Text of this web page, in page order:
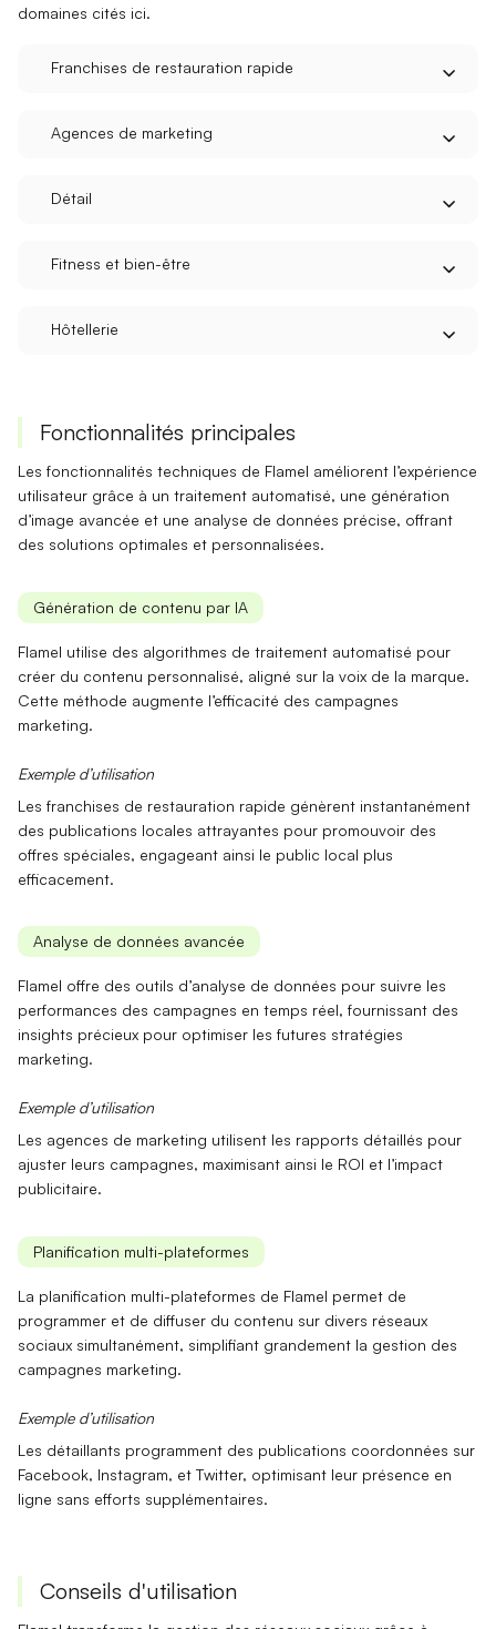
domaines cités ici.
Franchises de restauration rapide
Agences de marketing
Détail
Fitness et bien-être
Hôtellerie
Fonctionnalités principales
Les fonctionnalités techniques de Flamel améliorent l’expérience
utilisateur grâce à un traitement automatisé, une génération
d’image avancée et une analyse de données précise, offrant
des solutions optimales et personnalisées.
Génération de contenu par IA
Flamel utilise des algorithmes de traitement automatisé pour
créer du contenu personnalisé, aligné sur la voix de la marque.
Cette méthode augmente l’efficacité des campagnes
marketing.
Exemple d’utilisation
Les franchises de restauration rapide génèrent instantanément
des publications locales attrayantes pour promouvoir des
offres spéciales, engageant ainsi le public local plus
efficacement.
Analyse de données avancée
Flamel offre des outils d’analyse de données pour suivre les
performances des campagnes en temps réel, fournissant des
insights précieux pour optimiser les futures stratégies
marketing.
Exemple d’utilisation
Les agences de marketing utilisent les rapports détaillés pour
ajuster leurs campagnes, maximisant ainsi le ROI et l’impact
publicitaire.
Planification multi-plateformes
La planification multi-plateformes de Flamel permet de
programmer et de diffuser du contenu sur divers réseaux
sociaux simultanément, simplifiant grandement la gestion des
campagnes marketing.
Exemple d’utilisation
Les détaillants programment des publications coordonnées sur
Facebook, Instagram, et Twitter, optimisant leur présence en
ligne sans efforts supplémentaires.
Conseils d'utilisation